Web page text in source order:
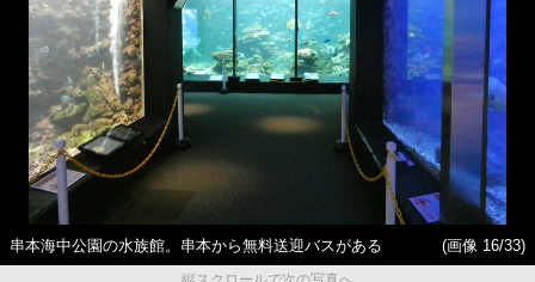
串本海中公園の水族館。串本から無料送迎バスがある
(画像 16/33)